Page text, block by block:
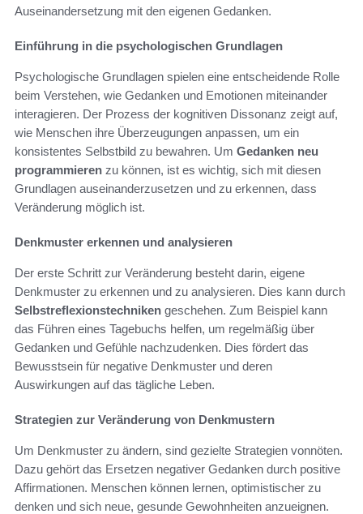
Auseinandersetzung mit den eigenen Gedanken.
Einführung in die psychologischen Grundlagen
Psychologische Grundlagen spielen eine entscheidende Rolle
beim Verstehen, wie Gedanken und Emotionen miteinander
interagieren. Der Prozess der kognitiven Dissonanz zeigt auf,
wie Menschen ihre Überzeugungen anpassen, um ein
konsistentes Selbstbild zu bewahren. Um Gedanken neu
programmieren zu können, ist es wichtig, sich mit diesen
Grundlagen auseinanderzusetzen und zu erkennen, dass
Veränderung möglich ist.
Denkmuster erkennen und analysieren
Der erste Schritt zur Veränderung besteht darin, eigene
Denkmuster zu erkennen und zu analysieren. Dies kann durch
Selbstreflexionstechniken geschehen. Zum Beispiel kann
das Führen eines Tagebuchs helfen, um regelmäßig über
Gedanken und Gefühle nachzudenken. Dies fördert das
Bewusstsein für negative Denkmuster und deren
Auswirkungen auf das tägliche Leben.
Strategien zur Veränderung von Denkmustern
Um Denkmuster zu ändern, sind gezielte Strategien vonnöten.
Dazu gehört das Ersetzen negativer Gedanken durch positive
Affirmationen. Menschen können lernen, optimistischer zu
denken und sich neue, gesunde Gewohnheiten anzueignen.